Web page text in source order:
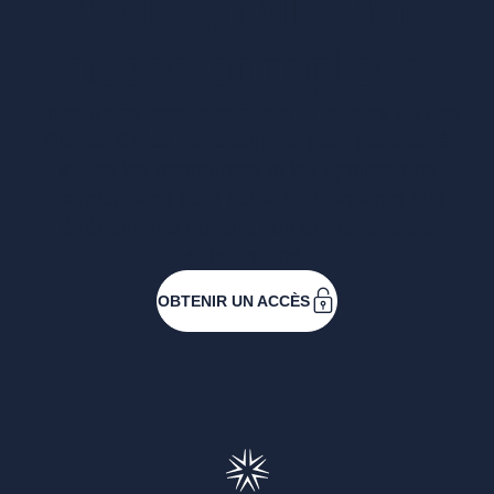
OBTENIR UN ACCÈS